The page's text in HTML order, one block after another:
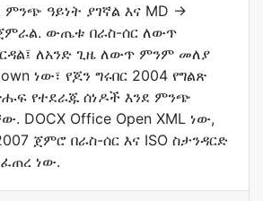
ዓይነት ያገኛል እና MD →
ውጤቱ በራስ-ሰር ለውጥ
ለአንድ ጊዜ ለውጥ ምንም መለያ
ነው፣ የጆን ግሩበር 2004 የግልጽ
የተደራጁ ሰነዶች እንደ ምንጭ
DOCX Office Open XML ነው,
ጀምሮ በራስ-ሰር እና ISO ስታንዳርድ
ነው.